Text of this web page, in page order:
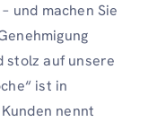
und machen Sie
stolz auf unsere
ist in
nennt